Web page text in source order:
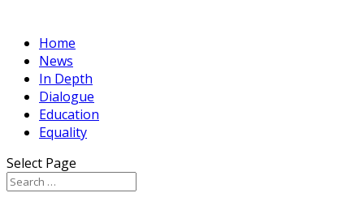
Home
News
In Depth
Dialogue
Education
Equality
Select Page